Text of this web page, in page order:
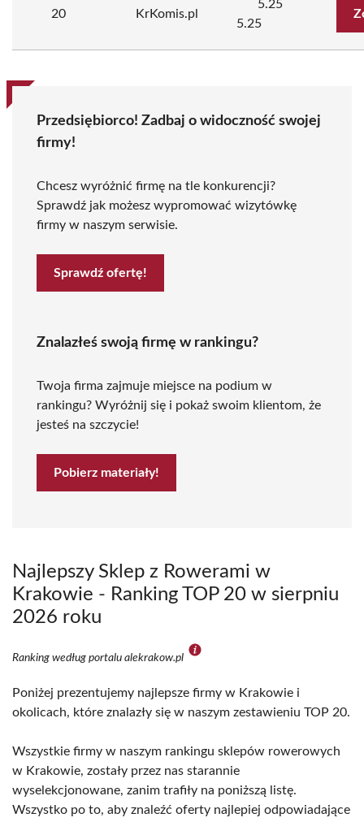
20 KrKomis.pl
5.25
5.25
Przedsiębiorco! Zadbaj o widoczność swojej
firmy!
Chcesz wyróżnić firmę na tle konkurencji?
Sprawdź jak możesz wypromować wizytówkę
firmy w naszym serwisie.
Sprawdź ofertę!
Znalazłeś swoją firmę w rankingu?
Twoja firma zajmuje miejsce na podium w
rankingu? Wyróżnij się i pokaż swoim klientom, że
jesteś na szczycie!
Pobierz materiały!
Najlepszy Sklep z Rowerami w
Krakowie - Ranking TOP 20 w sierpniu
2026 roku
Ranking według portalu alekrakow.pl
Poniżej prezentujemy najlepsze firmy w Krakowie i
okolicach, które znalazły się w naszym zestawieniu TOP 20.
Wszystkie firmy w naszym rankingu sklepów rowerowych
w Krakowie, zostały przez nas starannie
wyselekcjonowane, zanim trafiły na poniższą listę.
Wszystko po to, aby znaleźć oferty najlepiej odpowiadające